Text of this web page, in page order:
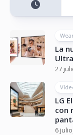
La
27
LG
con
6